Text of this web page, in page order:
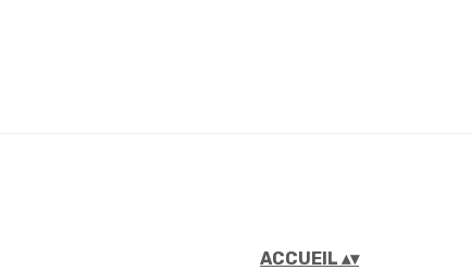
ACCUEIL ▴▾